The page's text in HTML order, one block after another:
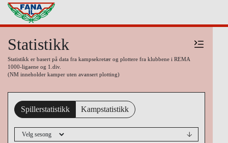
Statistikk
Statistikk er basert på data fra kampsekretær og plottere fra klubbene i REMA
1000-ligaene og 1.div.
(NM inneholder kamper uten avansert plotting)
Spillerstatistikk Kampstatistikk